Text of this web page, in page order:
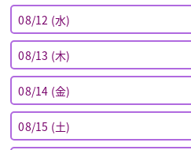
08/12 (水)
08/13 (木)
08/14 (金)
08/15 (土)